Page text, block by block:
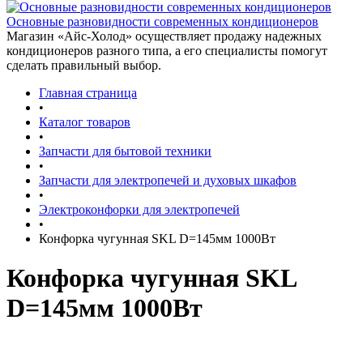
Основные разновидности современных кондиционеров
Магазин «Айс-Холод» осуществляет продажу надежных
кондиционеров разного типа, а его специалисты помогут
сделать правильный выбор.
Главная страница
•
Каталог товаров
•
Запчасти для бытовой техники
•
Запчасти для электропечей и духовых шкафов
•
Электроконфорки для электропечей
•
Конфорка чугунная SKL D=145мм 1000Вт
Конфорка чугунная SKL
D=145мм 1000Вт